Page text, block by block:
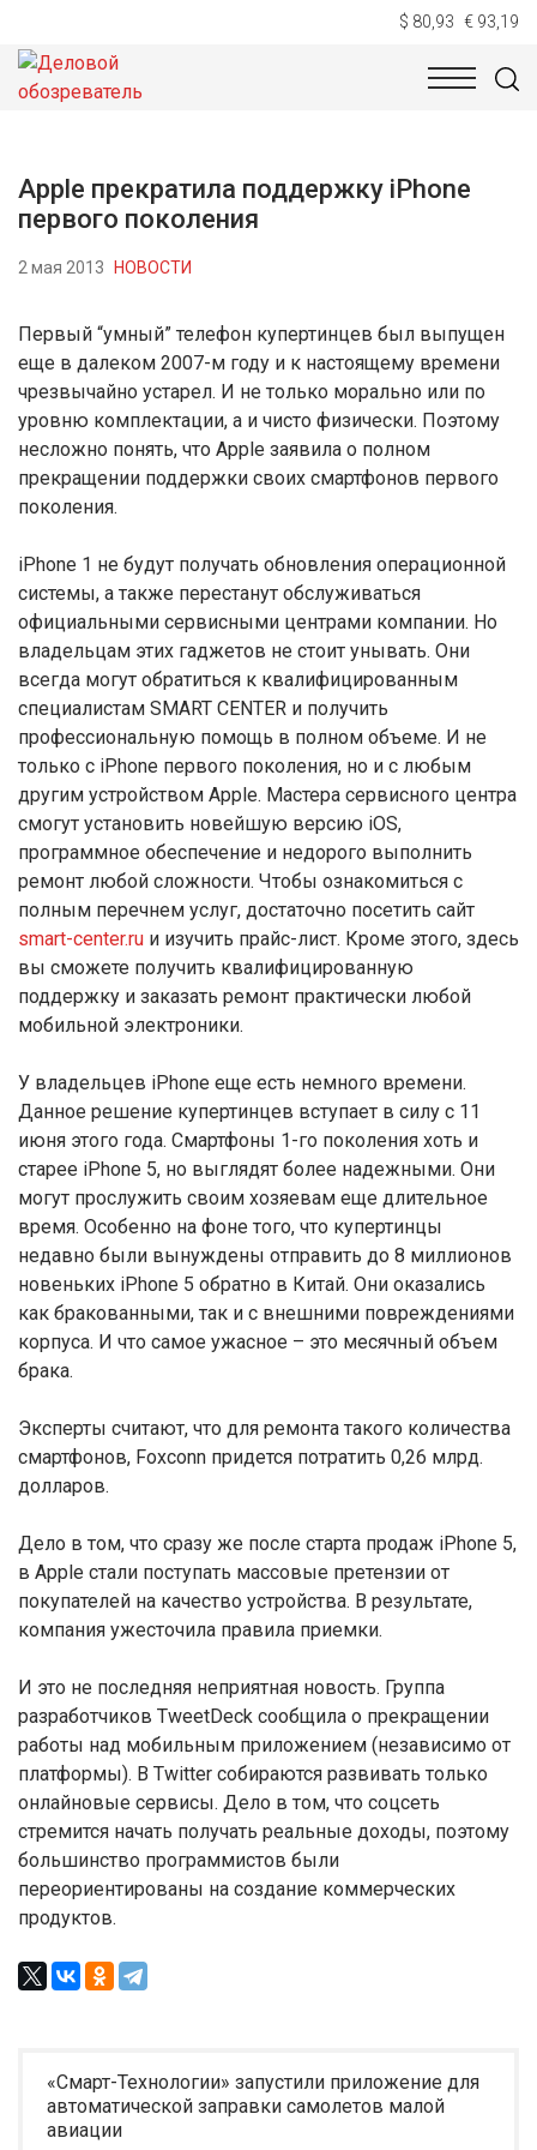
$ 80,93 € 93,19
НОВОСТИ
Apple прекратила поддержку iPhone
первого поколения
2 мая 2013 НОВОСТИ
Первый “умный” телефон купертинцев был выпущен
еще в далеком 2007-м году и к настоящему времени
чрезвычайно устарел. И не только морально или по
уровню комплектации, а и чисто физически. Поэтому
несложно понять, что Apple заявила о полном
прекращении поддержки своих смартфонов первого
поколения.
iPhone 1 не будут получать обновления операционной
системы, а также перестанут обслуживаться
официальными сервисными центрами компании. Но
владельцам этих гаджетов не стоит унывать. Они
всегда могут обратиться к квалифицированным
специалистам SMART CENTER и получить
профессиональную помощь в полном объеме. И не
только с iPhone первого поколения, но и с любым
другим устройством Apple. Мастера сервисного центра
смогут установить новейшую версию iOS,
программное обеспечение и недорого выполнить
ремонт любой сложности. Чтобы ознакомиться с
полным перечнем услуг, достаточно посетить сайт
smart-center.ru и изучить прайс-лист. Кроме этого, здесь
вы сможете получить квалифицированную
поддержку и заказать ремонт практически любой
мобильной электроники.
У владельцев iPhone еще есть немного времени.
Данное решение купертинцев вступает в силу с 11
июня этого года. Смартфоны 1-го поколения хоть и
старее iPhone 5, но выглядят более надежными. Они
могут прослужить своим хозяевам еще длительное
время. Особенно на фоне того, что купертинцы
недавно были вынуждены отправить до 8 миллионов
новеньких iPhone 5 обратно в Китай. Они оказались
как бракованными, так и с внешними повреждениями
корпуса. И что самое ужасное – это месячный объем
брака.
Эксперты считают, что для ремонта такого количества
смартфонов, Foxconn придется потратить 0,26 млрд.
долларов.
Дело в том, что сразу же после старта продаж iPhone 5,
в Apple стали поступать массовые претензии от
покупателей на качество устройства. В результате,
компания ужесточила правила приемки.
И это не последняя неприятная новость. Группа
разработчиков TweetDeck сообщила о прекращении
работы над мобильным приложением (независимо от
платформы). В Twitter собираются развивать только
онлайновые сервисы. Дело в том, что соцсеть
стремится начать получать реальные доходы, поэтому
большинство программистов были
переориентированы на создание коммерческих
продуктов.
«Смарт-Технологии» запустили приложение для
автоматической заправки самолетов малой
авиации